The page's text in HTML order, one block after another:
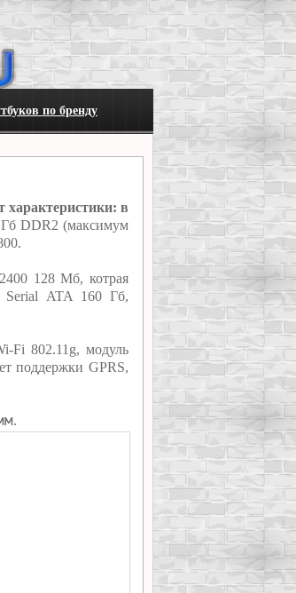
по бренду
характеристики: в
DDR2 (максимум
128 Мб, котрая
ATA 160 Гб,
Fi 802.11g, модуль
поддержки GPRS,
.